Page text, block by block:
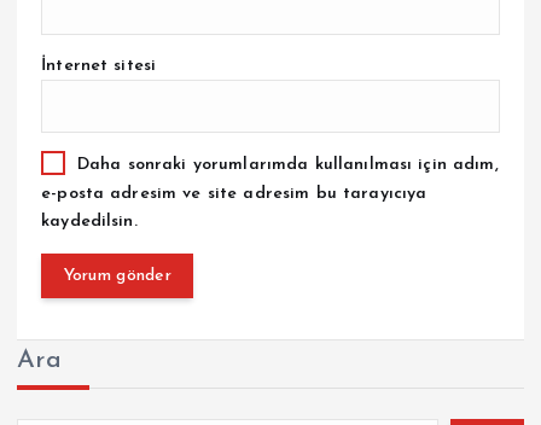
İnternet sitesi
Daha sonraki yorumlarımda kullanılması için adım,
e-posta adresim ve site adresim bu tarayıcıya
kaydedilsin.
Ara